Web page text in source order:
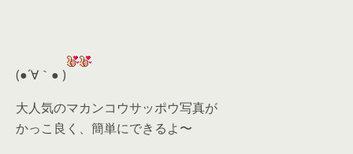
(●´∀｀● )
大人気のマカンコウサッポウ写真が
かっこ良く、簡単にできるよ〜